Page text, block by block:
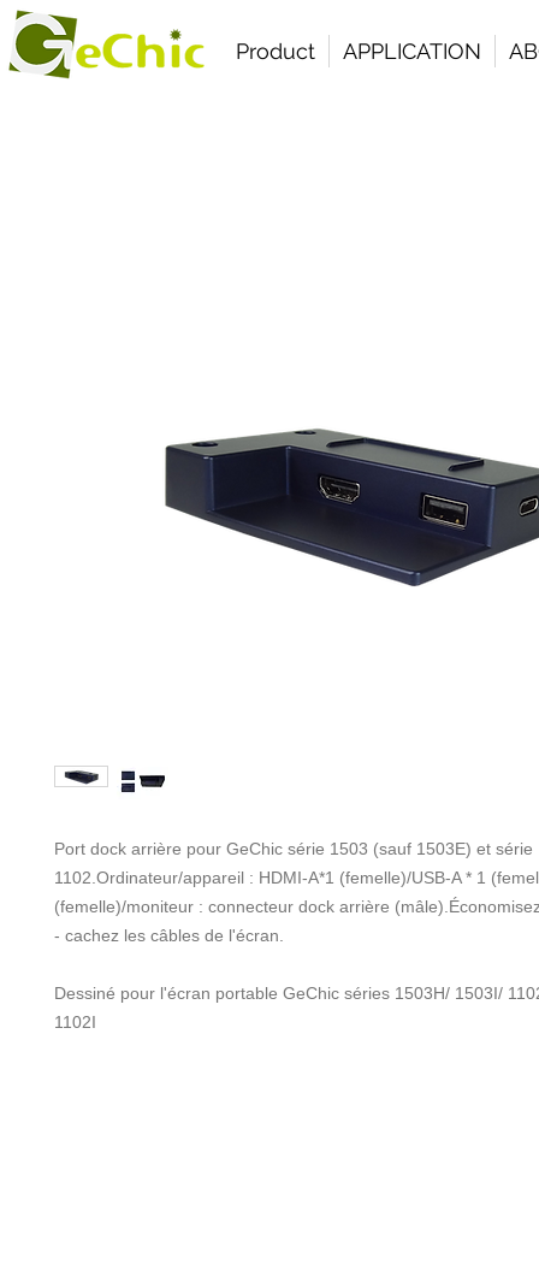
Product APPLICATION
Port dock arrière pour GeChic série 1503 (sauf 1503E) et série
1102.Ordinateur/appareil : HDMI-A*1 (femelle)/USB-A * 1
(femelle)/moniteur : connecteur dock arrière
- cachez les câbles de l'écran.
Dessiné pour l'écran portable GeChic séries 1503H/ 1503I/
1102I